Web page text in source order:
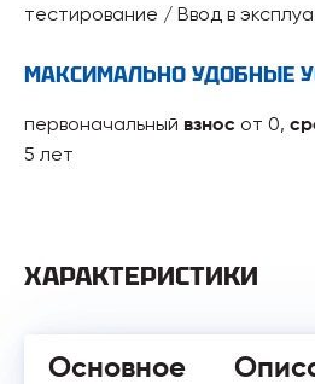
тестирование / Ввод в
МАКСИМАЛЬНО УДОБНЫЕ
первоначальный взнос от 0,
5 лет
ХАРАКТЕРИСТИКИ
Основное